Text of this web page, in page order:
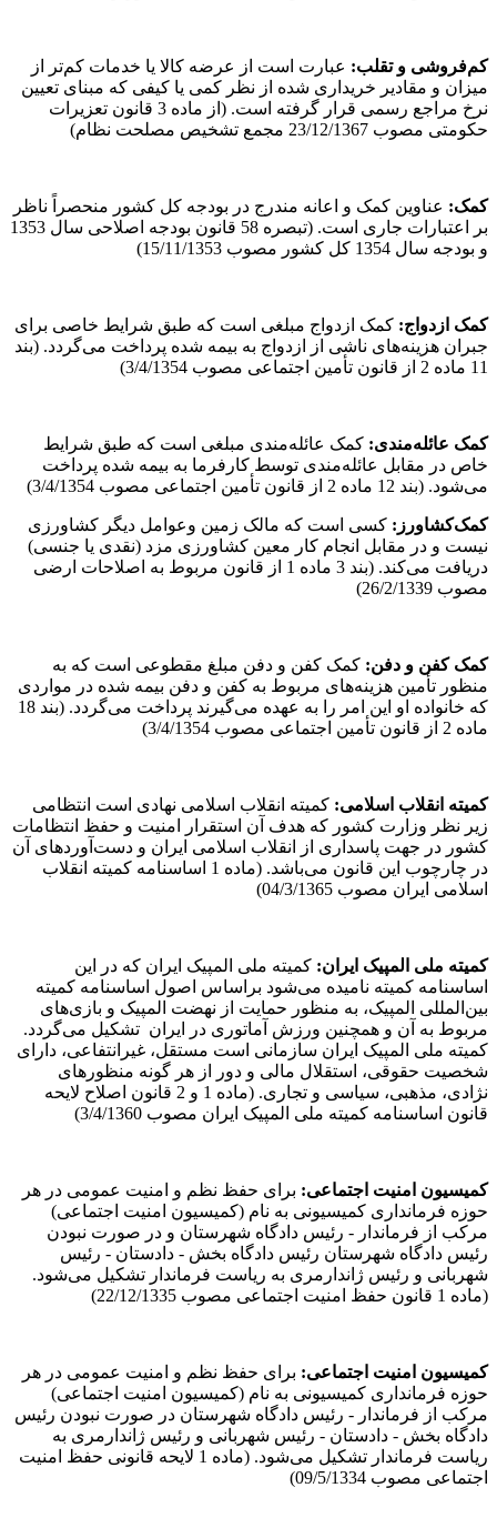
کمفروشی و تقلب: عبارت است از عرضه کالا یا خدمات کم‌تر از
میزان و مقادیر خریداری شده از نظر کمی یا کیفی که مبنای تعیین
نرخ مراجع رسمی قرار گرفته است. (از ماده 3 قانون تعزیرات
حکومتی مصوب 23/12/1367 مجمع تشخیص مصلحت نظام)
کمک: عناوین کمک و اعانه مندرج در بودجه کل کشور منحصراً ناظر
بر اعتبارات جاری است. (تبصره 58 قانون بودجه اصلاحی سال 1353
و بودجه سال 1354 کل کشور مصوب 15/11/1353)
کمک ازدواج: کمک ازدواج مبلغی است که طبق شرایط خاصی برای
جبران هزینه‌های ناشی از ازدواج به بیمه شده پرداخت می‌گردد. (بند
11 ماده 2 از قانون تأمین اجتماعی مصوب 3/4/1354)
کمک عائله‌مندی: کمک عائله‌مندی مبلغی است که طبق شرایط
خاص در مقابل عائله‌مندی توسط کارفرما به بیمه شده پرداخت
می‌شود. (بند 12 ماده 2 از قانون تأمین اجتماعی مصوب 3/4/1354)
کمککشاورز : کسی است که مالک زمین وعوامل دیگر کشاورزی
نیست و در مقابل انجام کار معین کشاورزی مزد (نقدی یا جنسی)
دریافت می‌کند. (بند 3 ماده 1 از قانون مربوط به اصلاحات ارضی
مصوب 26/2/1339)
کمک کفن و دفن: کمک کفن و دفن مبلغ مقطوعی است که به
منظور تأمین هزینه‌های مربوط به کفن و دفن بیمه شده در مواردی
که خانواده او این امر را به عهده می‌گیرند پرداخت می‌گردد. (بند 18
ماده 2 از قانون تأمین اجتماعی مصوب 3/4/1354)
کمیته انقلاب اسلامی: کمیته انقلاب اسلامی نهادی است انتظامی
زیر نظر وزارت کشور که هدف آن استقرار امنیت و حفظ انتظامات
کشور در جهت پاسداری از انقلاب اسلامی ایران و دست‌آوردهای آن
در چارچوب این قانون می‌باشد. (ماده 1 اساسنامه کمیته انقلاب
اسلامی ایران مصوب 04/3/1365)
کمیته ملی المپیک ایران: کمیته ملی المپیک ایران که در این
اساسنامه کمیته نامیده می‌شود براساس اصول اساسنامه کمیته
بین‌المللی المپیک، به منظور حمایت از نهضت المپیک و بازی‌های
مربوط به آن و همچنین ورزش‌ آماتوری در ایران تشکیل ‌می‌گردد.
کمیته ملی المپیک ایران سازمانی است مستقل، غیرانتفاعی، دارای
شخصیت حقوقی، استقلال مالی و دور از هر گونه منظورهای
نژادی، مذهبی، سیاسی و تجاری. (ماده 1 و 2 قانون اصلاح لایحه
قانون اساسنامه کمیته ملی المپیک ایران مصوب 3/4/1360)
کمیسیون امنیت اجتماعی: برای حفظ نظم و امنیت عمومی در هر
حوزه فرمانداری کمیسیونی به نام (کمیسیون امنیت اجتماعی)
مرکب از فرماندار - رئیس دادگاه شهرستان و در صورت نبودن
رئیس دادگاه شهرستان رئیس دادگاه بخش - دادستان - رئیس
شهربانی و رئیس ژاندارمری به ریاست فرماندار تشکیل می‌شود.
(ماده 1 قانون حفظ امنیت اجتماعی مصوب 22/12/1335)
کمیسیون امنیت اجتماعی: برای حفظ نظم و امنیت عمومی در هر
حوزه فرمانداری کمیسیونی به نام (کمیسیون امنیت اجتماعی)
مرکب از فرماندار - رئیس دادگاه شهرستان در صورت نبودن رئیس
دادگاه بخش - دادستان - رئیس شهربانی و رئیس ژاندارمری به
ریاست فرماندار تشکیل می‌شود. (ماده 1 لایحه قانونی حفظ امنیت
اجتماعی مصوب 09/5/1334)